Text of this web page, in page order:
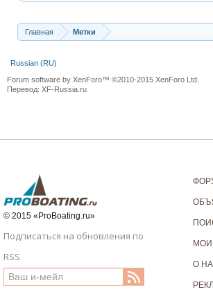
Главная Метки
Russian (RU)
Forum software by XenForo™ ©2010-2015 XenForo Ltd.
Перевод: XF-Russia.ru
© 2015 «ProBoating.ru»
Подписаться на обновления по
RSS
МОИ
О